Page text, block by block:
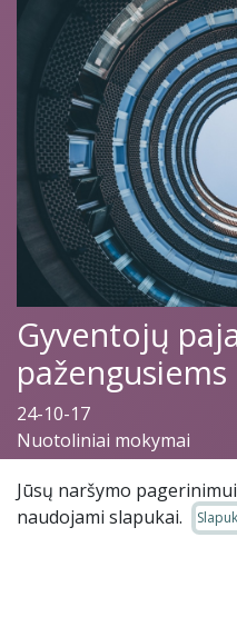
Gyventojų
pažengusiems
24-10-17
Nuotoliniai mokymai
Jūsų naršymo
naudojami slapukai.